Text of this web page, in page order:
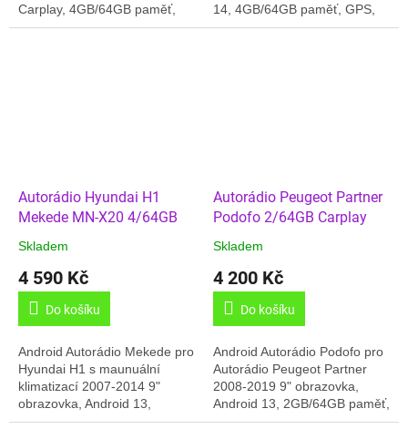
Carplay, 4GB/64GB paměť,
Bluetooth 5.0, USB,
14, 4GB/64GB paměť, GPS,
Carplay, Online rádia,
Autorádio Hyundai H1
Mekede MN-X20 4/64GB
Skladem
4 590 Kč
Do košíku
Android Autorádio Mekede pro
Hyundai H1 s maunuální
klimatizací 2007-2014 9"
obrazovka, Android 13,
4GB/64GB paměť,
Autorádio Peugeot Partner
Podofo 2/64GB Carplay
Skladem
4 200 Kč
Do košíku
Android Autorádio Podofo pro
Autorádio Peugeot Partner
2008-2019 9" obrazovka,
Android 13, 2GB/64GB paměť,
GPS, Český jazyk, USB,